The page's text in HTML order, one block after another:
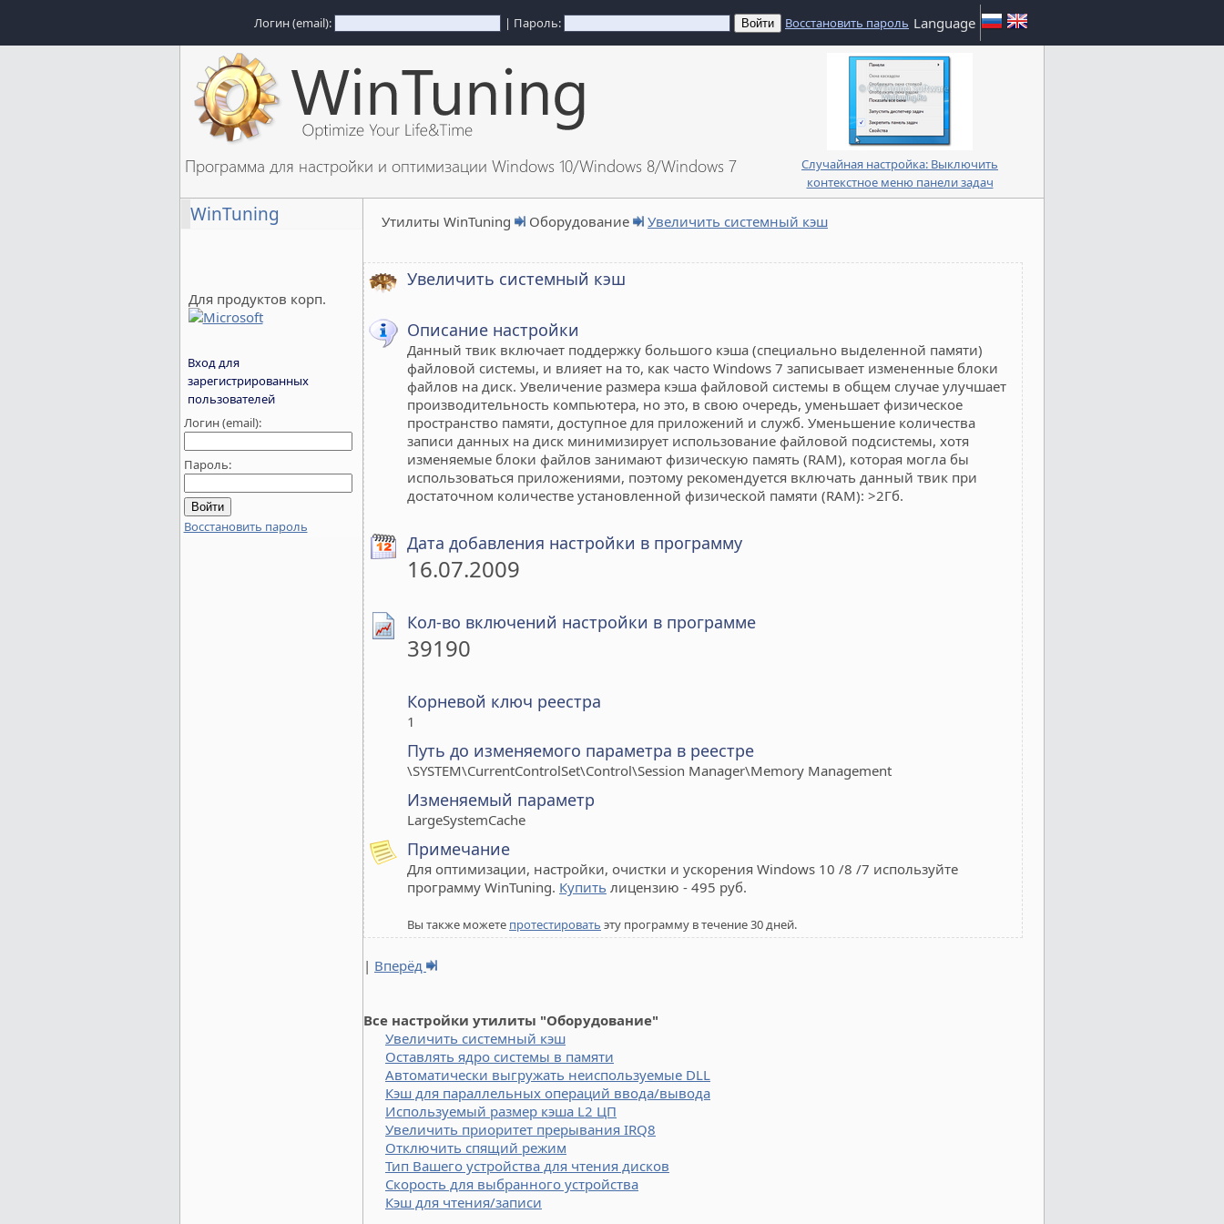
Логин (email): | Пароль: Восстановить пароль Language
Программа для настройки и оптимизации Windows 10/Windows 8/Windows 7
Случайная настройка: Выключить
контекстное меню панели задач
WinTuning
Для продуктов корп.
Вход для
зарегистрированных
пользователей
Логин (email):
Пароль:
Восстановить пароль
Утилиты WinTuning Оборудование Увеличить системный кэш
Увеличить системный кэш
Описание настройки
Данный твик включает поддержку большого кэша (специально выделенной памяти)
файловой системы, и влияет на то, как часто Windows 7 записывает измененные блоки
файлов на диск. Увеличение размера кэша файловой системы в общем случае улучшает
производительность компьютера, но это, в свою очередь, уменьшает физическое
пространство памяти, доступное для приложений и служб. Уменьшение количества
записи данных на диск минимизирует использование файловой подсистемы, хотя
изменяемые блоки файлов занимают физическую память (RAM), которая могла бы
использоваться приложениями, поэтому рекомендуется включать данный твик при
достаточном количестве установленной физической памяти (RAM): >2Гб.
Дата добавления настройки в программу
16.07.2009
Кол-во включений настройки в программе
39190
Корневой ключ реестра
1
Путь до изменяемого параметра в реестре
\SYSTEM\CurrentControlSet\Control\Session Manager\Memory Management
Изменяемый параметр
LargeSystemCache
Примечание
Для оптимизации, настройки, очистки и ускорения Windows 10 /8 /7 используйте
программу WinTuning. Купить лицензию - 495 руб.
Вы также можете протестировать эту программу в течение 30 дней.
| Вперёд
Все настройки утилиты "Оборудование"
Увеличить системный кэш
Оставлять ядро системы в памяти
Автоматически выгружать неиспользуемые DLL
Кэш для параллельных операций ввода/вывода
Используемый размер кэша L2 ЦП
Увеличить приоритет прерывания IRQ8
Отключить спящий режим
Тип Вашего устройства для чтения дисков
Скорость для выбранного устройства
Кэш для чтения/записи